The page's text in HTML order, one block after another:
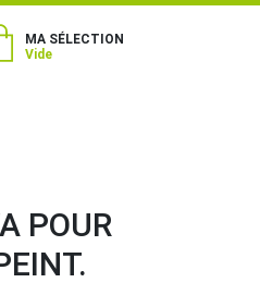
MA SÉLECTION
Vide
POUR